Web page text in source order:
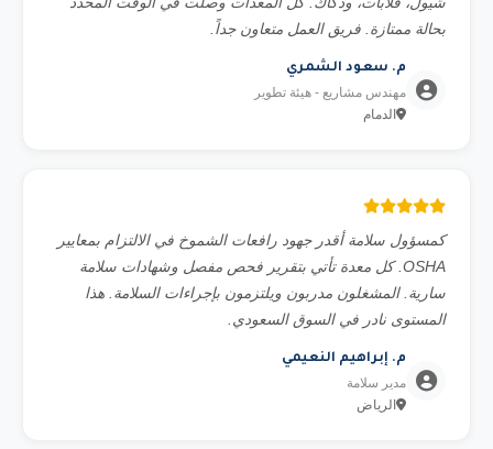
بحالة ممتازة. فريق العمل متعاون جداً.
م. سعود الشمري
مهندس مشاريع - هيئة تطوير
الدمام
كمسؤول سلامة أقدر جهود رافعات الشموخ في الالتزام بمعايير
OSHA. كل معدة تأتي بتقرير فحص مفصل وشهادات سلامة
سارية. المشغلون مدربون ويلتزمون بإجراءات السلامة. هذا
المستوى نادر في السوق السعودي.
م. إبراهيم النعيمي
مدير سلامة
الرياض